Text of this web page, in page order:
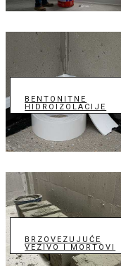
BENTONITNE
HIDROIZOLACIJE
BRZOVEZUJUĆE
VEZIVO I MORTOVI